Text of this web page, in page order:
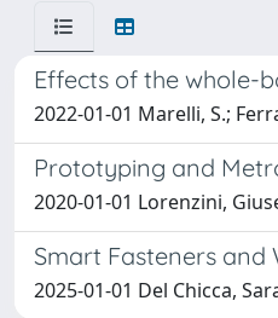
Effects of the whole-
2022-01-01 Marelli, S.;
Prototyping and
2020-01-01 Lorenzini,
Smart Fasteners and
2025-01-01 Del Chicca,